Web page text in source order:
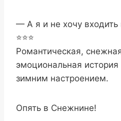
— А я и не хочу входить
⭐⭐⭐
Романтическая,
эмоциональная
зимним настроением.
Опять в Снежнине!